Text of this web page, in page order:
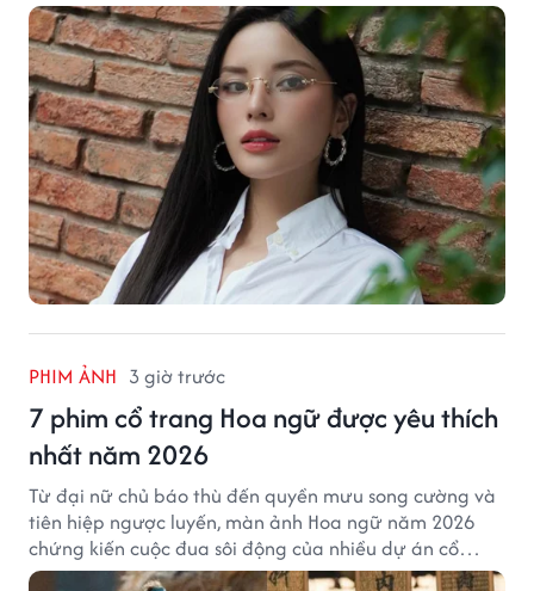
PHIM ẢNH 3 giờ trước
7 phim cổ trang Hoa ngữ được yêu thích
nhất năm 2026
Từ đại nữ chủ báo thù đến quyền mưu song cường và
tiên hiệp ngược luyến, màn ảnh Hoa ngữ năm 2026
chứng kiến cuộc đua sôi động của nhiều dự án cổ
trang có độ thảo luận cao.